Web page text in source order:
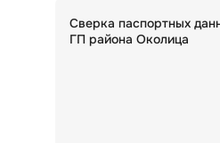
Сверка паспортных
ГП района Околица